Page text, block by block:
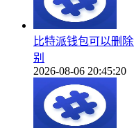
比特派钱包可以删
别
2026-08-06 20:45:20